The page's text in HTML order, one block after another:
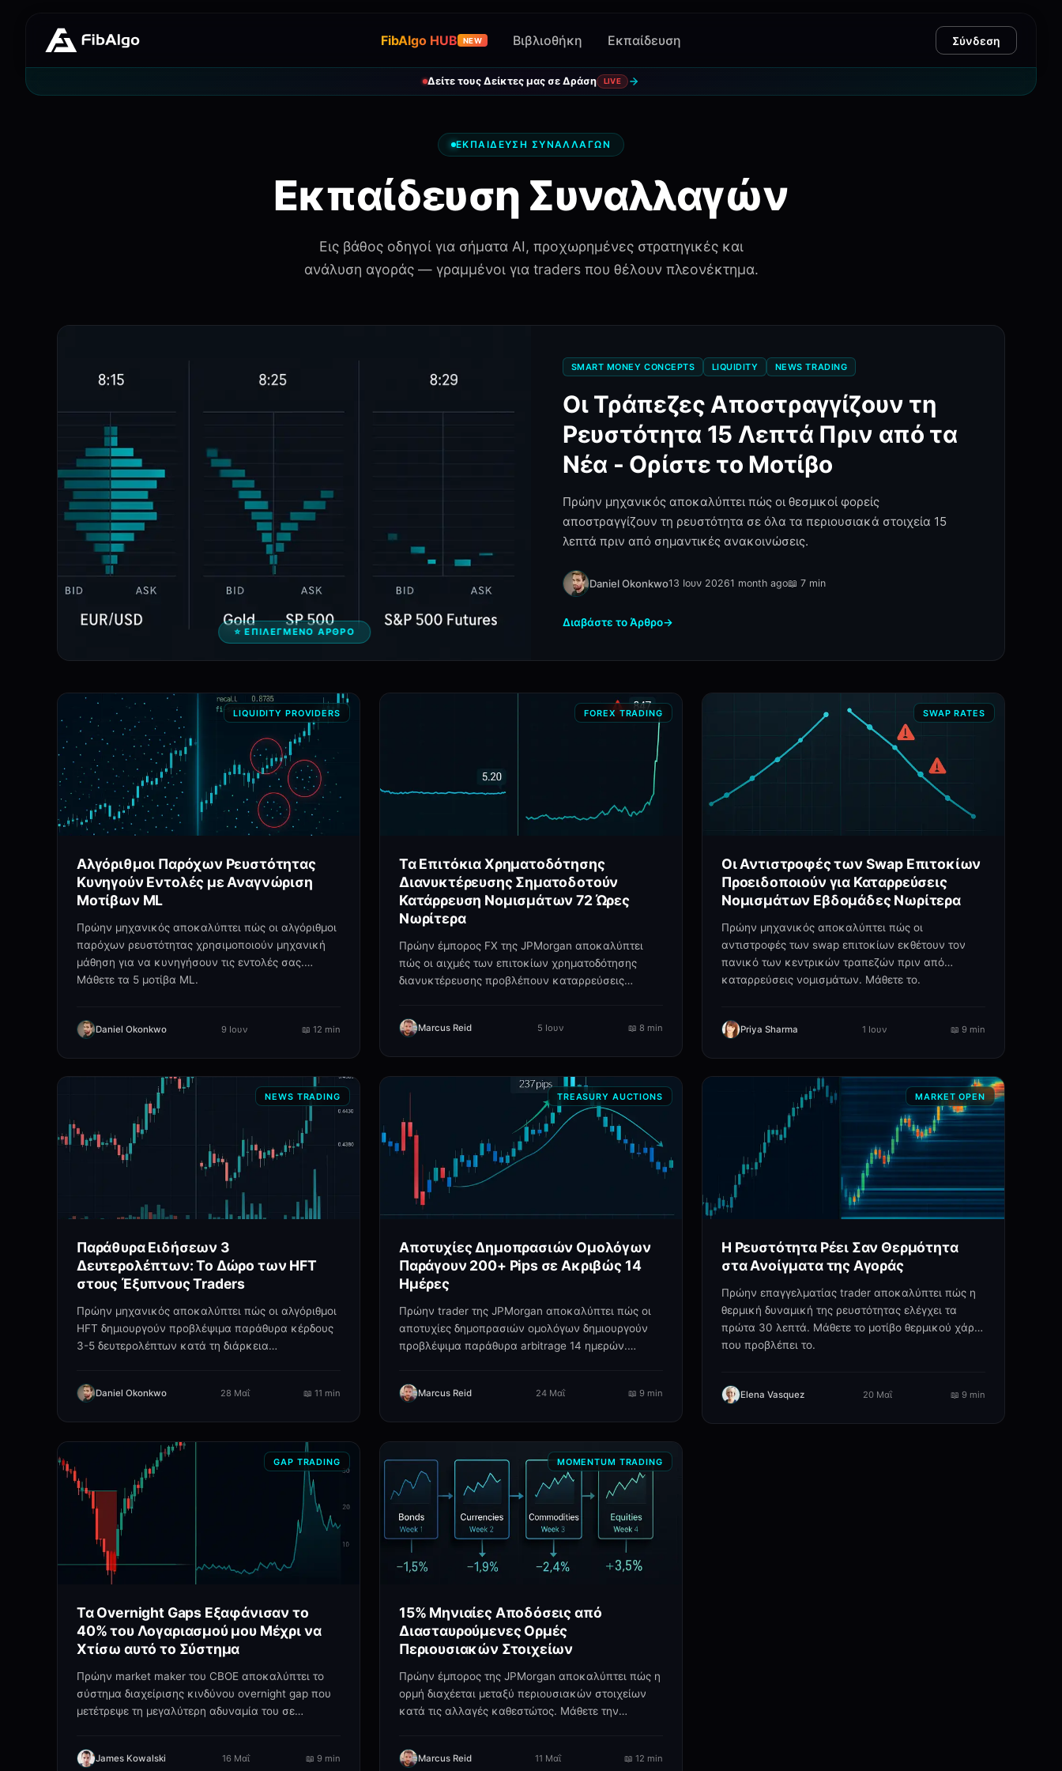
FibAlgo HUB NEW Βιβλιοθήκη Εκπαίδευση Σύνδεση
Δείτε τους Δείκτες μας σε Δράση LIVE
ΕΚΠΑΊΔΕΥΣΗ ΣΥΝΑΛΛΑΓΏΝ
Εκπαίδευση Συναλλαγών
Εις βάθος οδηγοί για σήματα AI, προχωρημένες στρατηγικές και
ανάλυση αγοράς — γραμμένοι για traders που θέλουν πλεονέκτημα.
⭐ ΕΠΙΛΕΓΜΈΝΟ ΆΡΘΡΟ
SMART MONEY CONCEPTS LIQUIDITY NEWS TRADING
Οι Τράπεζες Αποστραγγίζουν τη
Ρευστότητα 15 Λεπτά Πριν από τα
Νέα - Ορίστε το Μοτίβο
Πρώην μηχανικός αποκαλύπτει πώς οι θεσμικοί φορείς
αποστραγγίζουν τη ρευστότητα σε όλα τα περιουσιακά στοιχεία 15
λεπτά πριν από σημαντικές ανακοινώσεις.
Daniel Okonkwo13 Ιουν 20261 month ago📖 7 min
Διαβάστε το Άρθρο→
LIQUIDITY PROVIDERS
Αλγόριθμοι Παρόχων Ρευστότητας
Κυνηγούν Εντολές με Αναγνώριση
Μοτίβων ML
Πρώην μηχανικός αποκαλύπτει πώς οι αλγόριθμοι
παρόχων ρευστότητας χρησιμοποιούν μηχανική
μάθηση για να κυνηγήσουν τις εντολές σας.
Μάθετε τα 5 μοτίβα ML.
Daniel Okonkwo 9 Ιουν 📖 12 min
FOREX TRADING
Τα Επιτόκια Χρηματοδότησης
Διανυκτέρευσης Σηματοδοτούν
Κατάρρευση Νομισμάτων 72 Ώρες
Νωρίτερα
Πρώην έμπορος FX της JPMorgan αποκαλύπτει
πώς οι αιχμές των επιτοκίων χρηματοδότησης
διανυκτέρευσης προβλέπουν καταρρεύσεις
Marcus Reid 5 Ιουν 📖 8 min
SWAP RATES
Οι Αντιστροφές των Swap Επιτοκίων
Προειδοποιούν για Καταρρεύσεις
Νομισμάτων Εβδομάδες Νωρίτερα
Πρώην μηχανικός αποκαλύπτει πώς οι
αντιστροφές των swap επιτοκίων εκθέτουν τον
πανικό των κεντρικών τραπεζών πριν από
καταρρεύσεις νομισμάτων. Μάθετε το.
Priya Sharma 1 Ιουν 📖 9 min
NEWS TRADING
Παράθυρα Ειδήσεων 3
Δευτερολέπτων: Το Δώρο των HFT
στους Έξυπνους Traders
Πρώην μηχανικός αποκαλύπτει πώς οι αλγόριθμοι
HFT δημιουργούν προβλέψιμα παράθυρα κέρδους
3-5 δευτερολέπτων κατά τη διάρκεια
Daniel Okonkwo 28 Μαΐ 📖 11 min
TREASURY AUCTIONS
Αποτυχίες Δημοπρασιών Ομολόγων
Παράγουν 200+ Pips σε Ακριβώς 14
Ημέρες
Πρώην trader της JPMorgan αποκαλύπτει πώς οι
αποτυχίες δημοπρασιών ομολόγων δημιουργούν
προβλέψιμα παράθυρα arbitrage 14 ημερών.
Marcus Reid 24 Μαΐ 📖 9 min
MARKET OPEN
Η Ρευστότητα Ρέει Σαν Θερμότητα
στα Ανοίγματα της Αγοράς
Πρώην επαγγελματίας trader αποκαλύπτει πώς η
θερμική δυναμική της ρευστότητας ελέγχει τα
πρώτα 30 λεπτά. Μάθετε το μοτίβο θερμικού χάρτη
που προβλέπει το.
Elena Vasquez 20 Μαΐ 📖 9 min
GAP TRADING
Τα Overnight Gaps Εξαφάνισαν το
40% του Λογαριασμού μου Μέχρι να
Χτίσω αυτό το Σύστημα
Πρώην market maker του CBOE αποκαλύπτει το
σύστημα διαχείρισης κινδύνου overnight gap που
μετέτρεψε τη μεγαλύτερη αδυναμία του σε
James Kowalski 16 Μαΐ 📖 9 min
MOMENTUM TRADING
15% Μηνιαίες Αποδόσεις από
Διασταυρούμενες Ορμές
Περιουσιακών Στοιχείων
Πρώην έμπορος της JPMorgan αποκαλύπτει πώς η
ορμή διαχέεται μεταξύ περιουσιακών στοιχείων
κατά τις αλλαγές καθεστώτος. Μάθετε την
Marcus Reid 11 Μαΐ 📖 12 min